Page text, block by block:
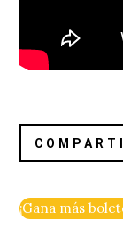
¡Gana más